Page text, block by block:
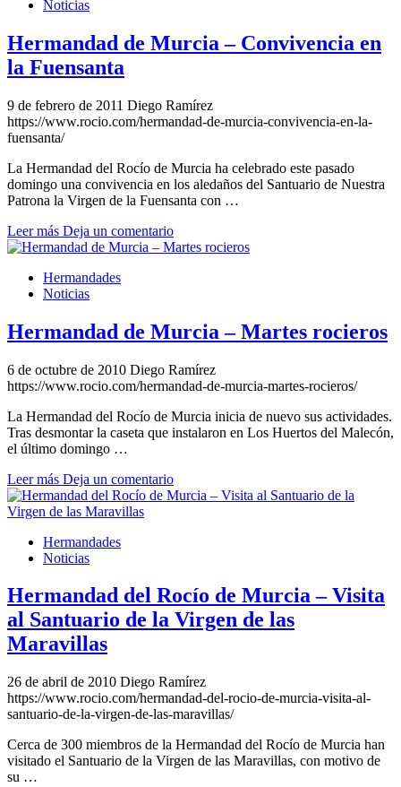
Noticias
Hermandad de Murcia – Convivencia en
la Fuensanta
9 de febrero de 2011 Diego Ramírez
https://www.rocio.com/hermandad-de-murcia-convivencia-en-la-
fuensanta/
La Hermandad del Rocío de Murcia ha celebrado este pasado
domingo una convivencia en los aledaños del Santuario de Nuestra
Patrona la Virgen de la Fuensanta con …
Leer más Deja un comentario
Hermandades
Noticias
Hermandad de Murcia – Martes rocieros
6 de octubre de 2010 Diego Ramírez
https://www.rocio.com/hermandad-de-murcia-martes-rocieros/
La Hermandad del Rocío de Murcia inicia de nuevo sus actividades.
Tras desmontar la caseta que instalaron en Los Huertos del Malecón,
el último domingo …
Leer más Deja un comentario
Hermandades
Noticias
Hermandad del Rocío de Murcia – Visita
al Santuario de la Virgen de las
Maravillas
26 de abril de 2010 Diego Ramírez
https://www.rocio.com/hermandad-del-rocio-de-murcia-visita-al-
santuario-de-la-virgen-de-las-maravillas/
Cerca de 300 miembros de la Hermandad del Rocío de Murcia han
visitado el Santuario de la Virgen de las Maravillas, con motivo de
su …